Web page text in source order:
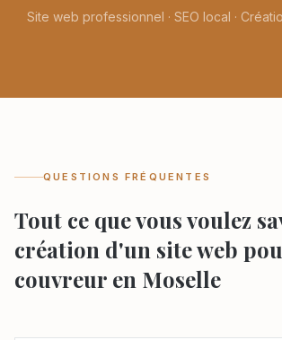
Site web professionnel · SEO local ·
QUESTIONS FRÉQUENTES
Tout ce que vous voulez
création d'un site web
couvreur en Moselle